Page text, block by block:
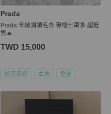
Prada
Prada 羊絨圓領毛衣 專櫃七萬多 超低
售🔥
TWD 15,000
狀況良好 本地 免運